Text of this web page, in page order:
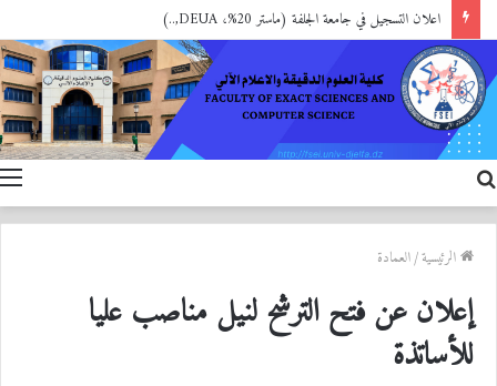
اعلان التسجيل في جامعة الجلفة (ماستر 20%، DEUA,..)
عن
الرئيسية/العمادة
إعلان عن فتح الترشح لنيل مناصب عليا
للأساتذة